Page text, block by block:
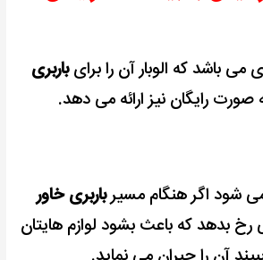
می باشد که الوبار آن را برایباربری
صورت رایگان نیز ارائه می دهد.
شود اگر هنگام مسیرباربری خاور
بدهد که باعث بشود لوازم هایتان